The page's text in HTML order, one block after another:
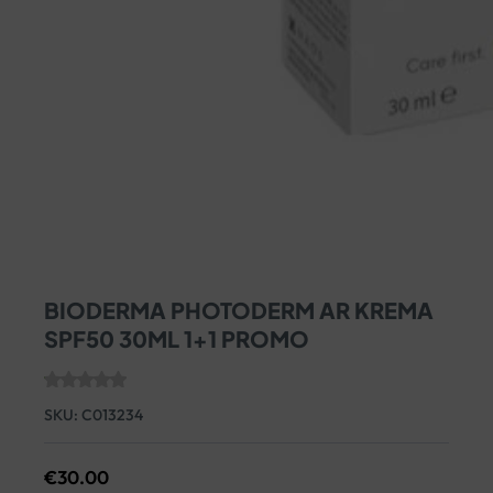
BIODERMA PHOTODERM AR KREMA
SPF50 30ML 1+1 PROMO
SKU: C013234
€30.00